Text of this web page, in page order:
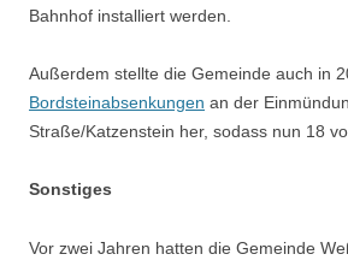
Bahnhof installiert werden.
Außerdem stellte die Gemeinde auch in
Bordsteinabsenkungen an der
Straße/Katzenstein her, sodass nun 18
Sonstiges
Vor zwei Jahren hatten die Gemeinde